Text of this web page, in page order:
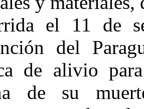
el 11 de
del
de alivio
de su